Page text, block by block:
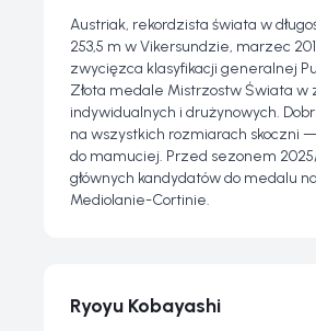
Austriak, rekordzista świata w
253,5 m w Vikersundzie, marzec
zwycięzca klasyfikacji generalnej
Złota medale Mistrzostw Świata w
indywidualnych i drużynowych.
na wszystkich rozmiarach skoczni
do mamuciej. Przed sezonem
głównych kandydatów do medalu
Mediolanie-Cortinie.
Ryoyu Kobayashi